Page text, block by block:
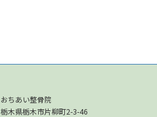
おちあい整骨院
栃木県栃木市片柳町2-3-46